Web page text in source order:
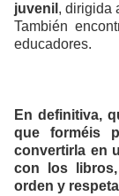
juvenil , dirigida
También
educadores.
En definitiva,
que forméis
convertirla en
con los libros,
orden y